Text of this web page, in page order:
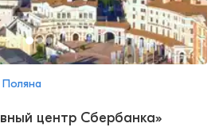
центр Сбербанка»